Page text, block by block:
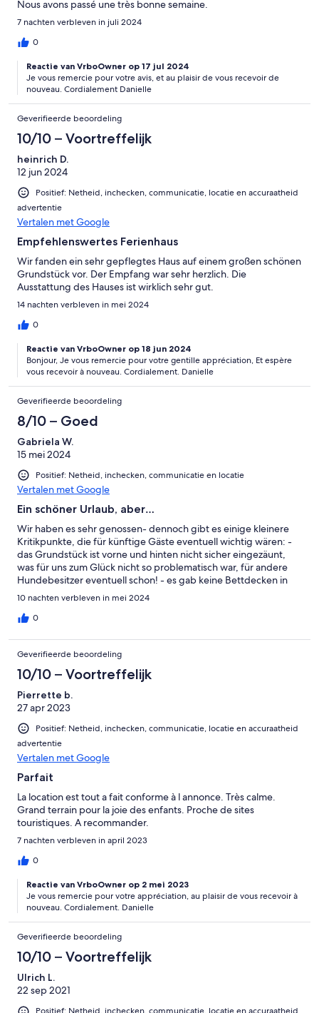
Nous avons passé une très bonne semaine.
7 nachten verbleven in juli 2024
0
Reactie van VrboOwner op 17 jul 2024
Je vous remercie pour votre avis, et au plaisir de vous recevoir de
nouveau. Cordialement Danielle
Geverifieerde beoordeling
10/10 – Voortreffelijk
heinrich D.
12 jun 2024
Positief: Netheid, inchecken, communicatie, locatie en accuraatheid
advertentie
Vertalen met Google
Empfehlenswertes Ferienhaus
Wir fanden ein sehr gepflegtes Haus auf einem großen schönen
Grundstück vor. Der Empfang war sehr herzlich. Die
Ausstattung des Hauses ist wirklich sehr gut.
14 nachten verbleven in mei 2024
0
Reactie van VrboOwner op 18 jun 2024
Bonjour, Je vous remercie pour votre gentille appréciation, Et espère
vous recevoir à nouveau. Cordialement. Danielle
Geverifieerde beoordeling
8/10 – Goed
Gabriela W.
15 mei 2024
Positief: Netheid, inchecken, communicatie en locatie
Vertalen met Google
Ein schöner Urlaub, aber…
Wir haben es sehr genossen- dennoch gibt es einige kleinere
Kritikpunkte, die für künftige Gäste eventuell wichtig wären: -
das Grundstück ist vorne und hinten nicht sicher eingezäunt,
was für uns zum Glück nicht so problematisch war, für andere
Hundebesitzer eventuell schon! - es gab keine Bettdecken in
den üblichen Größen, sondern nur in seltsamen Übergrößen -
Sitzmöglichkeiten sind da eher dürftig- maximal 4 Personen -
10 nachten verbleven in mei 2024
0
Geverifieerde beoordeling
10/10 – Voortreffelijk
Pierrette b.
27 apr 2023
Positief: Netheid, inchecken, communicatie, locatie en accuraatheid
advertentie
Vertalen met Google
Parfait
La location est tout a fait conforme à l annonce. Très calme.
Grand terrain pour la joie des enfants. Proche de sites
touristiques. A recommander.
7 nachten verbleven in april 2023
0
Reactie van VrboOwner op 2 mei 2023
Je vous remercie pour votre appréciation, au plaisir de vous recevoir à
nouveau. Cordialement. Danielle
Geverifieerde beoordeling
10/10 – Voortreffelijk
Ulrich L.
22 sep 2021